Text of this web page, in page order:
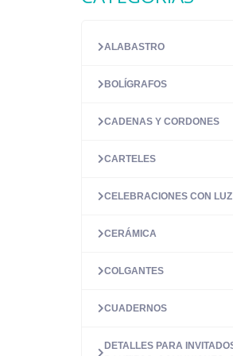
ALABASTRO
BOLÍGRAFOS
CADENAS Y CORDONES
CARTELES
CELEBRACIONES CON LUZ
CERÁMICA
COLGANTES
CUADERNOS
DETALLES PARA